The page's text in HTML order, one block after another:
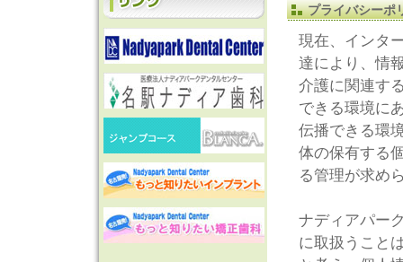
プライバシーポ
現在、インタ
達により、情
介護に関連す
できる環境に
伝播できる環
体の保有する
る管理が求め
ナディアパー
に取扱うこと